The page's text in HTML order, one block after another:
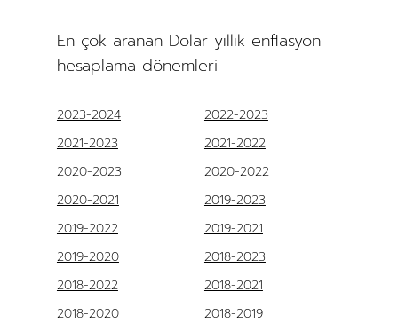
En çok aranan Dolar yıllık enflasyon
hesaplama dönemleri
2023-2024
2022-2023
2021-2023
2021-2022
2020-2023
2020-2022
2020-2021
2019-2023
2019-2022
2019-2021
2019-2020
2018-2023
2018-2022
2018-2021
2018-2020
2018-2019